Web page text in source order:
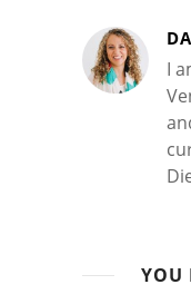
I
YOU